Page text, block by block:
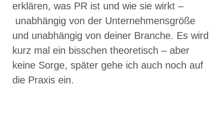
erklären, was PR ist und wie sie wirkt –
unabhängig von der Unternehmensgröße
und unabhängig von deiner Branche. Es wird
kurz mal ein bisschen theoretisch – aber
keine Sorge, später gehe ich auch noch auf
die Praxis ein.